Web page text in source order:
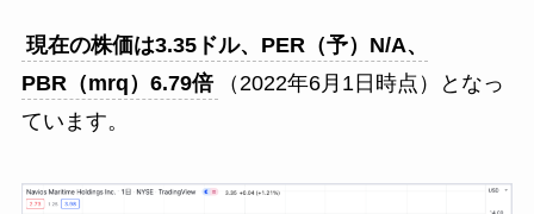
現在の株価は3.35ドル、 PER（予）N/A、
PBR（mrq）6.79倍
（2022年6月1日時点）となっ
ています。